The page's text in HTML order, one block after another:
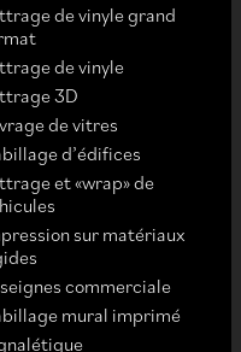
de vinyle grand
de vinyle
3D
de vitres
d’édifices
et «wrap» de
sur matériaux
commerciale
mural imprimé